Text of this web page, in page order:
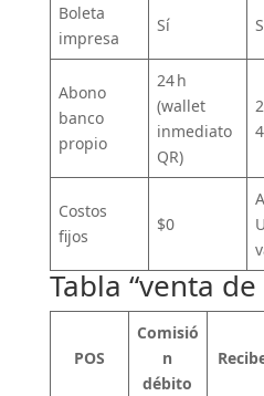
Boleta
impresa
Sí
Abono
banco
propio
24 h
(wallet
inmediato
QR)
Costos
fijos
$0
Tabla “venta
POS
Comisió
n
débito